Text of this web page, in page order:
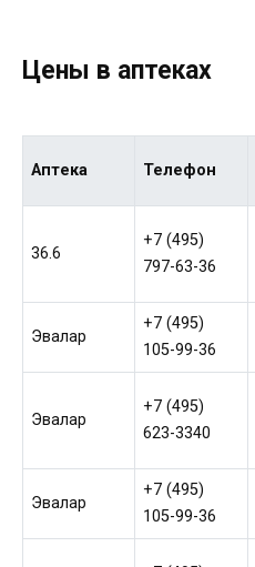
Цены в аптеках
Аптека Телефон
36.6
+7 (495)
797-63-36
Эвалар
+7 (495)
105-99-36
Эвалар
+7 (495)
623-3340
Эвалар
+7 (495)
105-99-36